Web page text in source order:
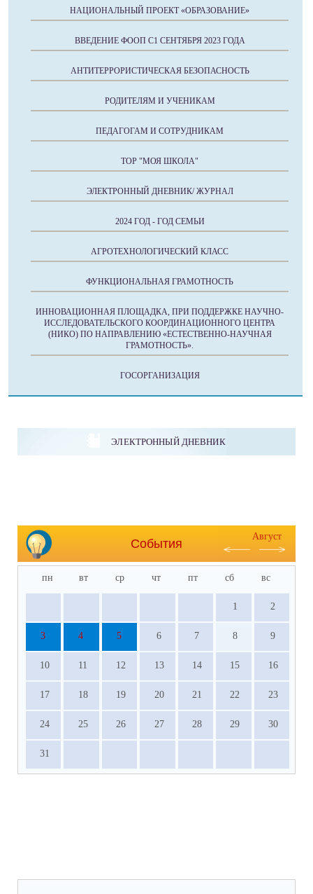
НАЦИОНАЛЬНЫЙ ПРОЕКТ «ОБРАЗОВАНИЕ»
ВВЕДЕНИЕ ФООП С1 СЕНТЯБРЯ 2023 ГОДА
АНТИТЕРРОРИСТИЧЕСКАЯ БЕЗОПАСНОСТЬ
РОДИТЕЛЯМ И УЧЕНИКАМ
ПЕДАГОГАМ И СОТРУДНИКАМ
ТОР "МОЯ ШКОЛА"
ЭЛЕКТРОННЫЙ ДНЕВНИК/ ЖУРНАЛ
2024 ГОД - ГОД СЕМЬИ
АГРОТЕХНОЛОГИЧЕСКИЙ КЛАСС
ФУНКЦИОНАЛЬНАЯ ГРАМОТНОСТЬ
ИННОВАЦИОННАЯ ПЛОЩАДКА, ПРИ ПОДДЕРЖКЕ НАУЧНО-
ИССЛЕДОВАТЕЛЬСКОГО КООРДИНАЦИОННОГО ЦЕНТРА
(НИКО) ПО НАПРАВЛЕНИЮ «ЕСТЕСТВЕННО-НАУЧНАЯ
ГРАМОТНОСТЬ».
ГОСОРГАНИЗАЦИЯ
ЭЛЕКТРОННЫЙ ДНЕВНИК
События
Август
пн вт ср чт пт сб вс
1 2
3 4 5 6 7 8 9
10 11 12 13 14 15 16
17 18 19 20 21 22 23
24 25 26 27 28 29 30
31